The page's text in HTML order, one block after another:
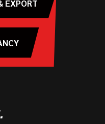
EXPORT